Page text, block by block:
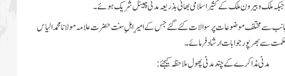
ملک و بیرون ملک کے کثیر اسلامی بھائی بذریعہ مدنی چینل شریک ہوئے۔
سے مختلف موضوعات پر سوالات کئے گئے جس کے امیرِ اہلِ سنت حضرت علامہ مولانا محمد الیاس
سے بھرپور جوابات ارشاد فرمائے۔
مدنی مذاکرے کے چند مدنی پھول ملاحظہ کیجئے: